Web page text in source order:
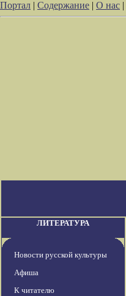
Портал | Содержание | О нас |
ЛИТЕРАТУРА
Новости русской культуры
Афиша
К читателю